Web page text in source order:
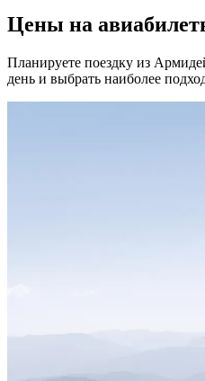
Цены на
Планируете поездку из
день и выбрать наиболее